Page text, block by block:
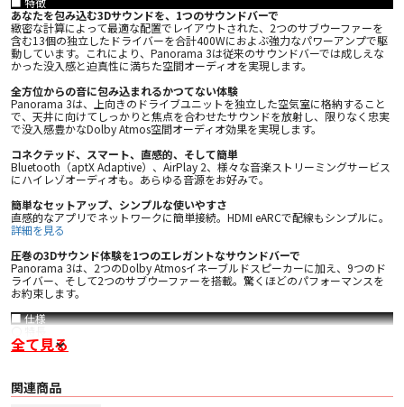
あなたを包み込む3Dサウンドを、1つのサウンドバーで
緻密な計算によって最適な配置でレイアウトされた、2つのサブウーファーを
含む13個の独立したドライバーを合計400Wにおよぶ強力なパワーアンプで駆
動しています。これにより、Panorama 3は従来のサウンドバーでは成しえな
かった没入感と迫真性に満ちた空間オーディオを実現します。
全方位からの音に包み込まれるかつてない体験
Panorama 3は、上向きのドライブユニットを独立した空気室に格納すること
で、天井に向けてしっかりと焦点を合わせたサウンドを放射し、限りなく忠実
で没入感豊かなDolby Atmos空間オーディオ効果を実現します。
コネクテッド、スマート、直感的、そして簡単
Bluetooth（aptX Adaptive）、AirPlay 2、様々な音楽ストリーミングサービス
にハイレゾオーディオも。あらゆる音源をお好みで。
簡単なセットアップ、シンプルな使いやすさ
直感的なアプリでネットワークに簡単接続。HDMI eARCで配線もシンプルに。
詳細を見る
圧巻の3Dサウンド体験を1つのエレガントなサウンドバーで
Panorama 3は、2つのDolby Atmosイネーブルドスピーカーに加え、9つのド
ライバー、そして2つのサブウーファーを搭載。驚くほどのパフォーマンスを
お約束します。
■ 仕様
・ HDMI eARC
・ Dolby Atmos® 3.1.2システム
・ Bowers & Wilkins Music アプリ
・ Alexa対応
全て見る
関連商品